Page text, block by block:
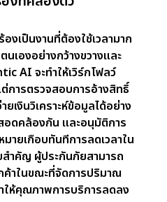
สี่ยงขั้นสูง
งแบบดั้งเดิมมักขึ้นอยู่กับแบบ
อมูลในอดีต ซึ่งอาจไม่สะท้อน
ลักษณ์ของผู้ถือกรมธรรม์
AI แก้ไขข้อจำกัดนี้
หลากหลาย รวมถึงอุปกรณ์
ตามสุขภาพ และสภาพ
ศสิ่งนี้ช่วยให้ผู้ประกันภัย